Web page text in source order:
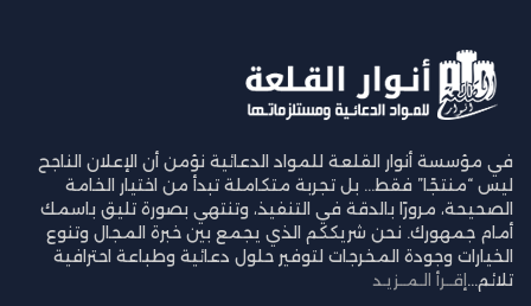
في مؤسسة أنوار القلعة للمواد الدعائية نؤمن أن الإعلان الناجح
ليس “منتجًا” فقط… بل تجربة متكاملة تبدأ من اختيار الخامة
الصحيحة، مرورًا بالدقة في التنفيذ، وتنتهي بصورة تليق باسمك
أمام جمهورك. نحن شريككم الذي يجمع بين خبرة المجال وتنوع
الخيارات وجودة المخرجات لتوفير حلول دعائية وطباعة احترافية
تلائم... إقــرأ الـمــزيـد